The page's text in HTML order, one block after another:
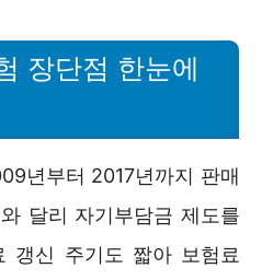
장단점 한눈에
년부터 2017년까지 판매
달리 자기부담금 제도를
갱신 주기도 짧아 보험료